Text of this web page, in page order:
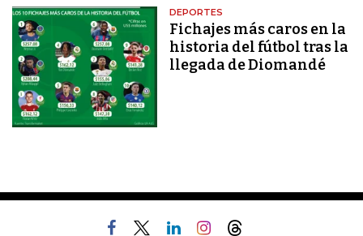
DEPORTES
Fichajes más caros en la
historia del fútbol tras la
llegada de Diomandé